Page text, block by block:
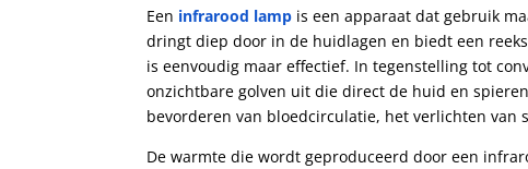
Een infrarood lamp is een apparaat dat gebruik
dringt diep door in de huidlagen en biedt een
is eenvoudig maar effectief. In tegenstelling tot
onzichtbare golven uit die direct de huid en
bevorderen van bloedcirculatie, het verlichten
De warmte die wordt geproduceerd door een